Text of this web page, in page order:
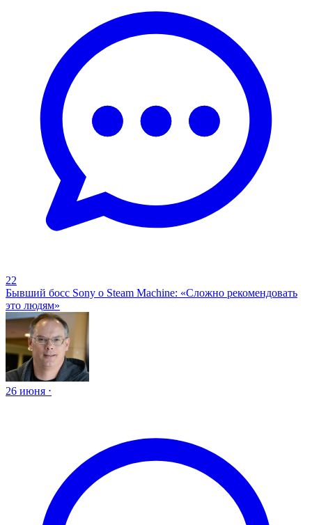
22
Бывший босс Sony о Steam Machine: «Сложно рекомендовать
это людям»
26 июня ⋅